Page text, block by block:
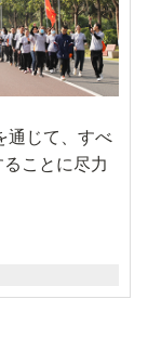
通じて、すべ
ことに尽力